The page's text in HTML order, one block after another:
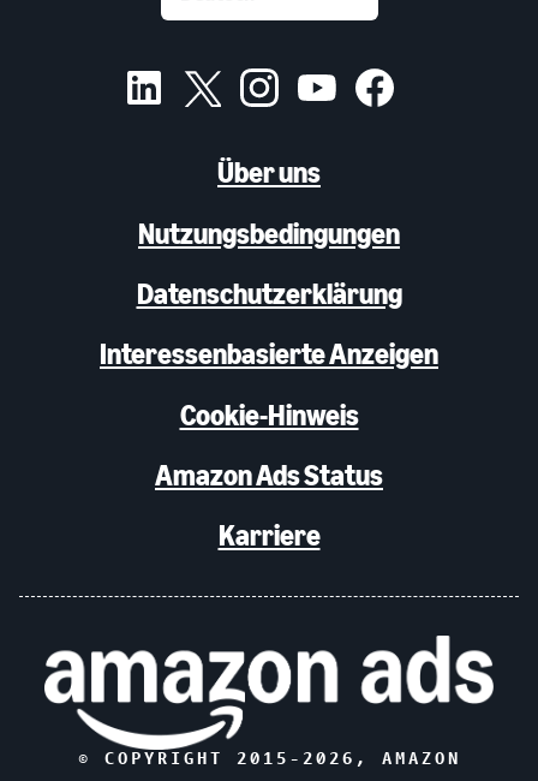
Über uns
Nutzungsbedingungen
Datenschutzerklärung
Interessenbasierte Anzeigen
Cookie-Hinweis
Amazon Ads Status
Karriere
© COPYRIGHT 2015- 2026 , AMAZON